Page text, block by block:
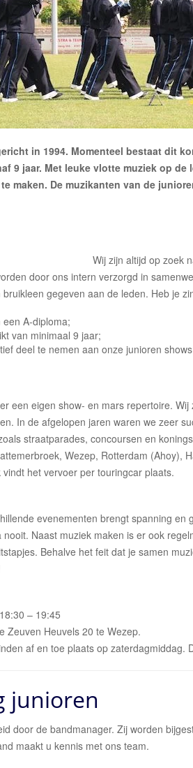
Lid worden
Sponsoren
in 1994. Momenteel bestaat dit
9 jaar. Met leuke vlotte muziek op
maken. De muzikanten van de
Wij zijn altijd op zoek
door ons intern verzorgd in
gegeven aan de leden. Heb je
A-diploma;
van minimaal 9 jaar;
deel te nemen aan onze junioren
een eigen show- en mars repertoire.
In de afgelopen jaren waren we zeer
straatparades, concoursen en
Wezep, Rotterdam (Ahoy),
het vervoer per touringcar plaats.
evenementen brengt spanning en
Naast muziek maken is er ook
Behalve het feit dat je samen
– 19:45
Zeuven Heuvels 20 te Wezep.
af en toe plaats op zaterdagmiddag.
junioren
door de bandmanager. Zij worden
maakt u kennis met ons team.